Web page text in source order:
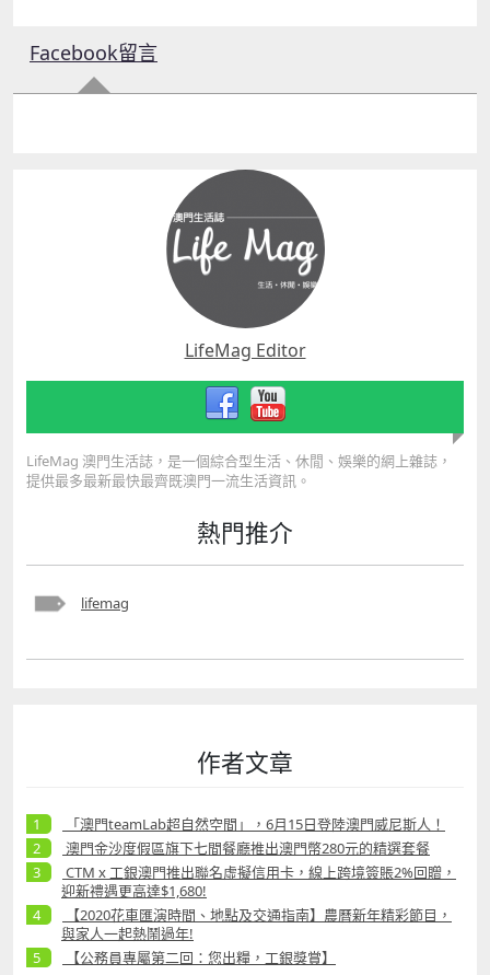
Facebook留言
LifeMag Editor
LifeMag 澳門生活誌，是一個綜合型生活、休閒、娛樂的網上雜誌，
提供最多最新最快最齊既澳門一流生活資訊。
熱門推介
lifemag
作者文章
「澳門teamLab超自然空間」，6月15日登陸澳門威尼斯人！
澳門金沙度假區旗下七間餐廳推出澳門幣280元的精選套餐
CTM x 工銀澳門推出聯名虛擬信用卡，線上跨境簽賬2%回贈，
迎新禮遇更高達$1,680!
【2020花車匯演時間、地點及交通指南】農曆新年精彩節目，
與家人一起熱鬧過年!
【公務員專屬第二回：您出糧，工銀獎賞】